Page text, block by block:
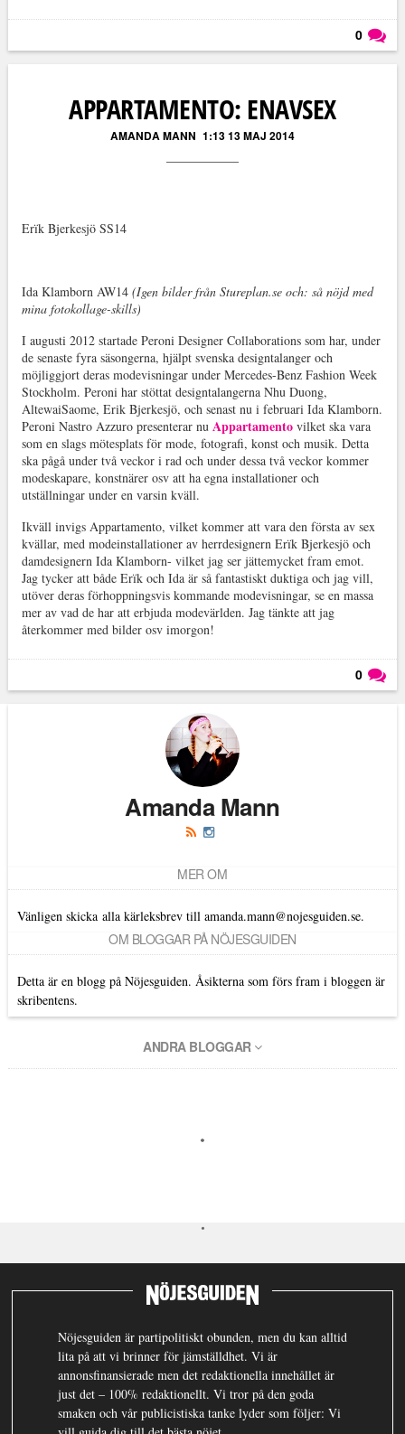
0
APPARTAMENTO: ENAVSEX
AMANDA MANN 1:13 13 MAJ 2014
Erïk Bjerkesjö SS14
Ida Klamborn AW14 (Igen bilder från Stureplan.se och: så nöjd med
mina fotokollage-skills)
I augusti 2012 startade Peroni Designer Collaborations som har, under
de senaste fyra säsongerna, hjälpt svenska designtalanger och
möjliggjort deras modevisningar under Mercedes-Benz Fashion Week
Stockholm. Peroni har stöttat designtalangerna Nhu Duong,
AltewaiSaome, Erik Bjerkesjö, och senast nu i februari Ida Klamborn.
Peroni Nastro Azzuro presenterar nu Appartamentovilket ska vara
som en slags mötesplats för mode, fotografi, konst och musik. Detta
ska pågå under två veckor i rad och under dessa två veckor kommer
modeskapare, konstnärer osv att ha egna installationer och
utställningar under en varsin kväll.
Ikväll invigs Appartamento, vilket kommer att vara den första av sex
kvällar, med modeinstallationer av herrdesignern Erïk Bjerkesjö och
damdesignern Ida Klamborn- vilket jag ser jättemycket fram emot.
Jag tycker att både Erïk och Ida är så fantastiskt duktiga och jag vill,
utöver deras förhoppningsvis kommande modevisningar, se en massa
mer av vad de har att erbjuda modevärlden. Jag tänkte att jag
återkommer med bilder osv imorgon!
0
Amanda Mann
MER OM
Vänligen skicka alla kärleksbrev till amanda.mann@nojesguiden.se.
OM BLOGGAR PÅ NÖJESGUIDEN
Detta är en blogg på Nöjesguiden. Åsikterna som förs fram i bloggen är
skribentens.
ANDRA BLOGGAR
Nöjesguiden är partipolitiskt obunden, men du kan alltid
lita på att vi brinner för jämställdhet. Vi är
annonsfinansierade men det redaktionella innehållet är
just det – 100% redaktionellt. Vi tror på den goda
smaken och vår publicistiska tanke lyder som följer: Vi